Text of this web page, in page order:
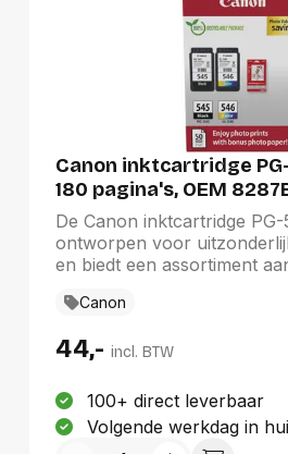
Canon inktcartridge
180 pagina's, OEM
kleuren
De Canon inktcartridge
ontworpen voor
en biedt een assortiment
cartridge, geschikt voor
tot 180 pagina's afdrukken.
betrouwbare prestaties en
waardoor uw documenten
professioneel ogen. Perfect
Canon
44,- incl. BTW
100+ direct leverbaar
Volgende werkdag in